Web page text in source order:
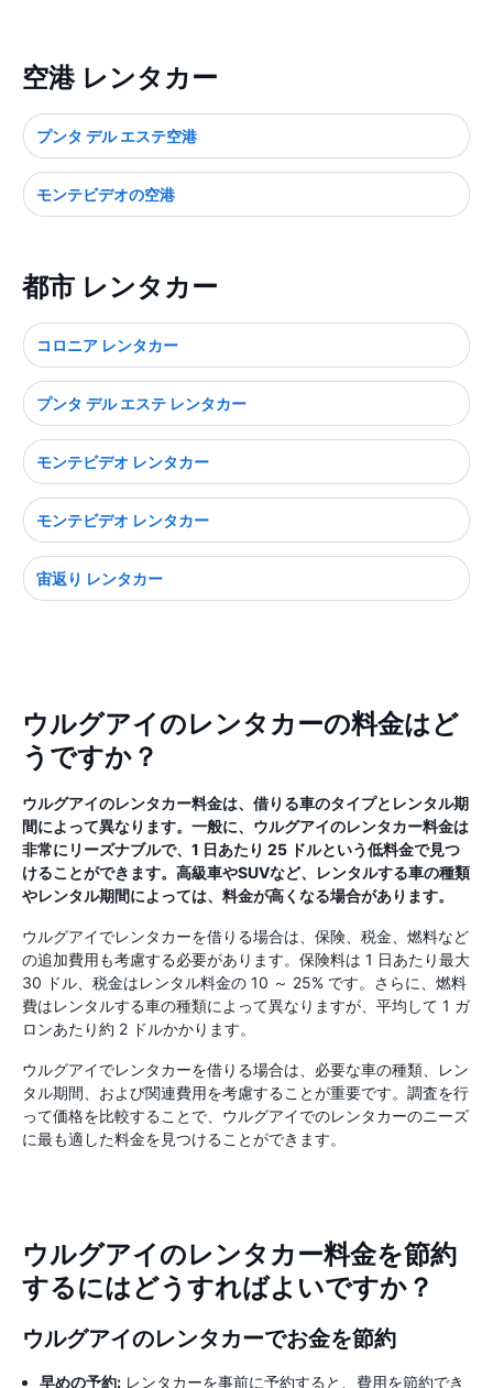
空港 レンタカー
プンタ デル エステ空港
モンテビデオの空港
都市 レンタカー
コロニア レンタカー
プンタ デル エステ レンタカー
モンテビデオ レンタカー
モンテビデオ レンタカー
宙返り レンタカー
ウルグアイのレンタカーの料金はど
うですか？
ウルグアイのレンタカー料金は、借りる車のタイプとレンタル期
間によって異なります。一般に、ウルグアイのレンタカー料金は
非常にリーズナブルで、1 日あたり 25 ドルという低料金で見つ
けることができます。高級車やSUVなど、レンタルする車の種類
やレンタル期間によっては、料金が高くなる場合があります。
ウルグアイでレンタカーを借りる場合は、保険、税金、燃料など
の追加費用も考慮する必要があります。保険料は 1 日あたり最大
30 ドル、税金はレンタル料金の 10 ～ 25% です。さらに、燃料
費はレンタルする車の種類によって異なりますが、平均して 1 ガ
ロンあたり約 2 ドルかかります。
ウルグアイでレンタカーを借りる場合は、必要な車の種類、レン
タル期間、および関連費用を考慮することが重要です。調査を行
って価格を比較することで、ウルグアイでのレンタカーのニーズ
に最も適した料金を見つけることができます。
ウルグアイのレンタカー料金を節約
するにはどうすればよいですか？
ウルグアイのレンタカーでお金を節約
早めの予約: レンタカーを事前に予約すると、費用を節約でき